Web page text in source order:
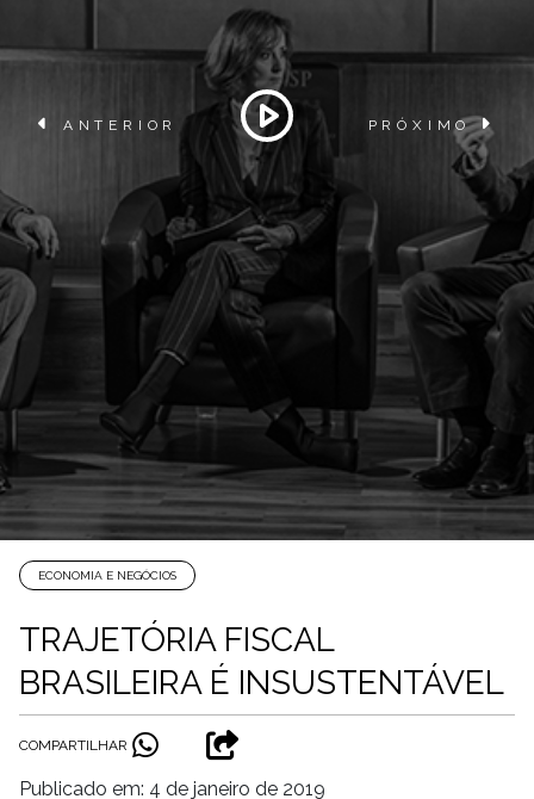
ANTERIOR PRÓXIMO
ECONOMIA E NEGÓCIOS
TRAJETÓRIA FISCAL
BRASILEIRA É INSUSTENTÁVEL
COMPARTILHAR
Publicado em: 4 de janeiro de 2019